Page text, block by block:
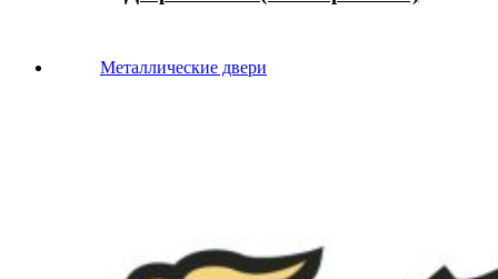
Металлические двери